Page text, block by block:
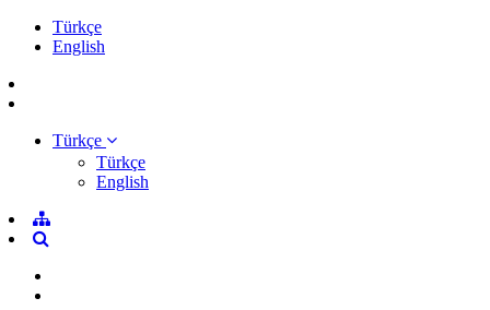
Türkçe
English
Türkçe
Türkçe
English